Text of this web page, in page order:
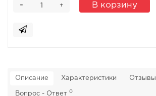
+
- В корзину
Описание Характеристики Отзывы
Вопрос - Ответ 0